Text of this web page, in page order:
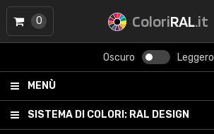
ColoriRAL.it
Oscuro Leggero
MENÙ
SISTEMA DI COLORI: RAL DESIGN
0